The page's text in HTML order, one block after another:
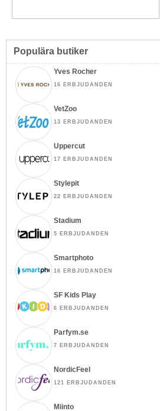
Populära butiker
Yves Rocher
16 ERBJUDANDEN
VetZoo
13 ERBJUDANDEN
Uppercut
17 ERBJUDANDEN
Stylepit
22 ERBJUDANDEN
Stadium
5 ERBJUDANDEN
Smartphoto
16 ERBJUDANDEN
SF Kids Play
6 ERBJUDANDEN
Parfym.se
7 ERBJUDANDEN
NordicFeel
121 ERBJUDANDEN
Miinto